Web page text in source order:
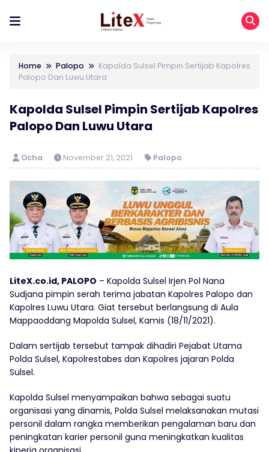
Home Palopo
Kapolda Sulsel Pimpin Sertijab Kapolres
Palopo Dan Luwu Utara
Kapolda Sulsel Pimpin Sertijab Kapolres
Palopo Dan Luwu Utara
Ocha November 21, 2021 Palopo
LiteX.co.id, PALOPO – Kapolda Sulsel Irjen Pol Nana
Sudjana pimpin serah terima jabatan Kapolres Palopo dan
Kapolres Luwu Utara. Giat tersebut berlangsung di Aula
Mappaoddang Mapolda Sulsel, Kamis (18/11/2021).
Dalam sertijab tersebut tampak dihadiri Pejabat Utama
Polda Sulsel, Kapolrestabes dan Kapolres jajaran Polda
Sulsel.
Kapolda Sulsel menyampaikan bahwa sebagai suatu
organisasi yang dinamis, Polda Sulsel melaksanakan mutasi
personil dalam rangka memberikan pengalaman baru dan
peningkatan karier personil guna meningkatkan kualitas